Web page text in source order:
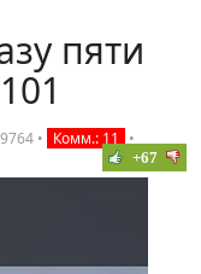
пяти
• Комм.: 11
•
+67